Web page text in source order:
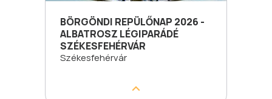
BÖRGÖNDI REPÜLŐNAP 2026 -
ALBATROSZ LÉGIPARÁDÉ
SZÉKESFEHÉRVÁR
Székesfehérvár